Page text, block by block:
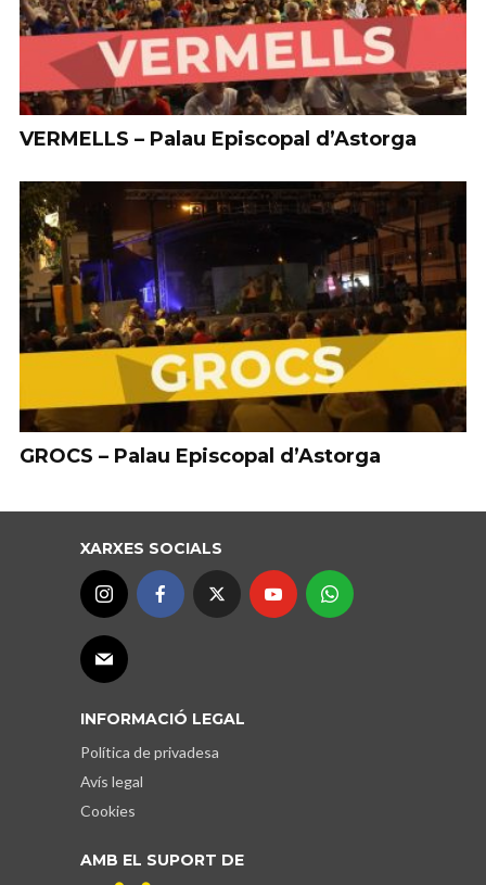
VERMELLS – Palau Episcopal d’Astorga
GROCS – Palau Episcopal d’Astorga
XARXES SOCIALS
INFORMACIÓ LEGAL
Política de privadesa
Avís legal
Cookies
AMB EL SUPORT DE